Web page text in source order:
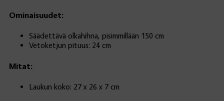
Ominaisuudet:
Säädettävä olkahihna, pisimmillään 150 cm
Vetoketjun pituus: 24 cm
Mitat:
Laukun koko: 27 x 26 x 7 cm